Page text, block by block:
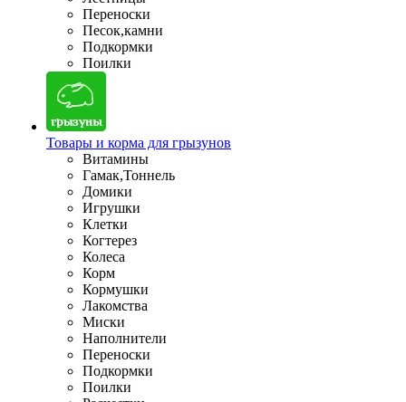
Переноски
Песок,камни
Подкормки
Поилки
Товары и корма для грызунов
Витамины
Гамак,Тоннель
Домики
Игрушки
Клетки
Когтерез
Колеса
Корм
Кормушки
Лакомства
Миски
Наполнители
Переноски
Подкормки
Поилки